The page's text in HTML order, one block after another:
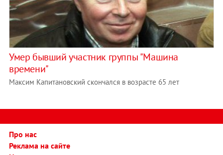
Умер бывший участник группы "Машина
времени"
Максим Капитановский скончался в возрасте 65 лет
Про нас
Реклама на сайте